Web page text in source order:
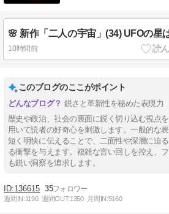
10時間前
このブログのここがポイント
鋭さと革新性を秘めた表現力
歴史や政治、社会の裏面に鋭く切り込む視点
用いて読者の好奇心を刺激します。一般的な
短く明快に伝えることで、二面性や深層に迫
る衝撃を与えます。複雑な言い回しを控え、
も鋭い洞察を追求します。
136615 35
週間IN:1190 週間OUT:1350 月間IN:5160